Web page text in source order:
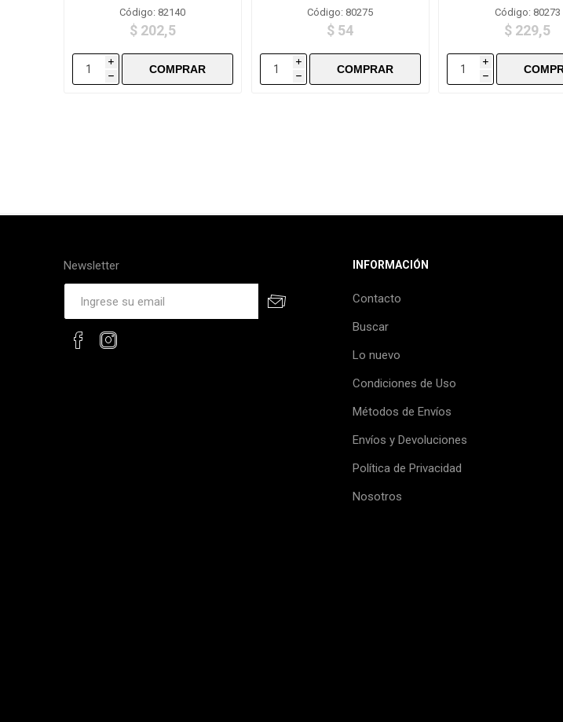
Código: 82140
$ 202,5
i
h
Código: 80275
$ 54
i
h
Código: 80273
$ 229,5
i
h
Newsletter INFORMACIÓN
Contacto
Buscar
Lo nuevo
Condiciones de Uso
Métodos de Envíos
Envíos y Devoluciones
Política de Privacidad
Nosotros